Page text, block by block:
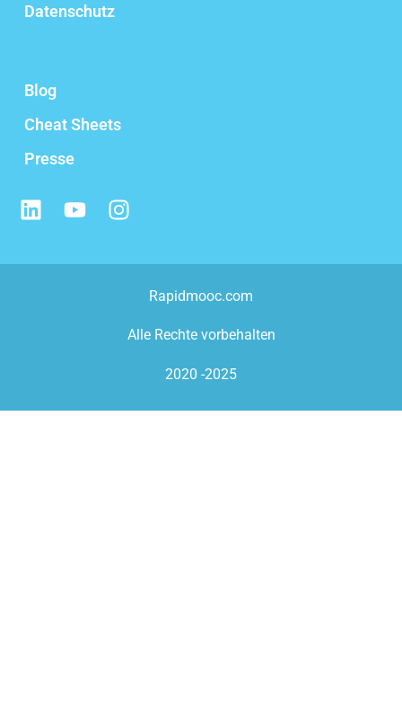
Datenschutz
Blog
Cheat Sheets
Presse
Rapidmooc.com
Alle Rechte vorbehalten
2020 -2025